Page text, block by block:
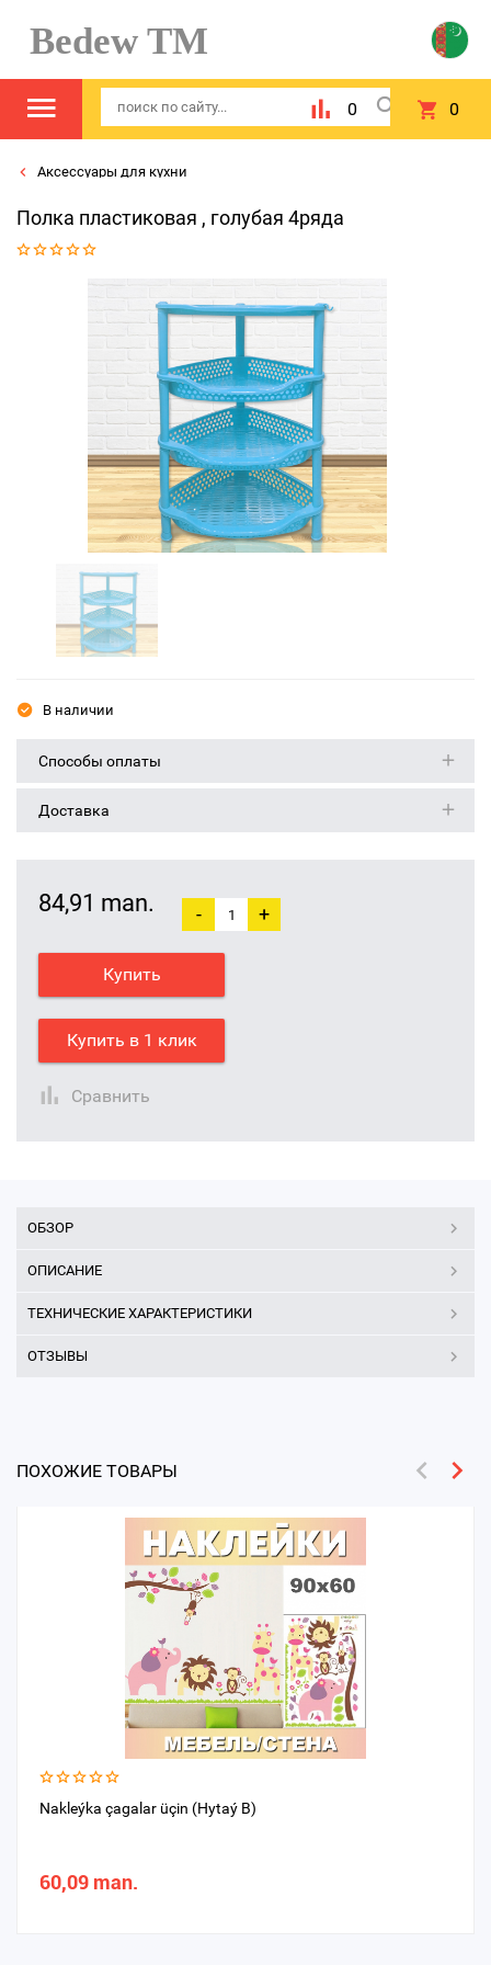
Bedew TM
0 0
Аксессуары для кухни
Полка пластиковая , голубая 4ряда
В наличии
Способы оплаты
Доставка
84,91 man. - +
Купить
Купить в 1 клик
Сравнить
ОБЗОР
ОПИСАНИЕ
ТЕХНИЧЕСКИЕ ХАРАКТЕРИСТИКИ
ОТЗЫВЫ
ПОХОЖИЕ ТОВАРЫ
Nakleýka çagalar üçin (Hytaý B)
60,09 man.